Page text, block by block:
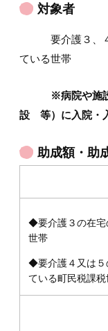
対象者
要介護３、４
ている世帯
※病院や施
設 等）に入院・
助成額・
◆要介護３の在宅
世帯
◆要介護４又は５
ている町民税課税